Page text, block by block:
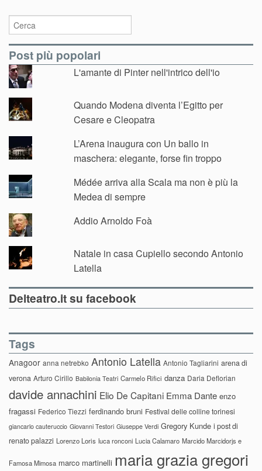
Post più popolari
L'amante di Pinter nell'intrico dell'io
Quando Modena diventa l’Egitto per
Cesare e Cleopatra
L’Arena inaugura con Un ballo in
maschera: elegante, forse fin troppo
Médée arriva alla Scala ma non è più la
Medea di sempre
Addio Arnoldo Foà
Natale in casa Cupiello secondo Antonio
Latella
Delteatro.it su facebook
Tags
Anagoor anna netrebko Antonio Latella Antonio Tagliarini arena di
verona Arturo Cirillo Babilonia Teatri Carmelo Rifici danza Daria Deflorian
davide annachini Elio De Capitani Emma Dante enzo
fragassi Federico Tiezzi ferdinando bruni Festival delle colline torinesi
giancarlo cauteruccio Giovanni Testori Giuseppe Verdi Gregory Kunde i post di
renato palazzi Lorenzo Loris luca ronconi Lucia Calamaro Marcido Marcidorjs e
Famosa Mimosa marco martinelli maria grazia gregori